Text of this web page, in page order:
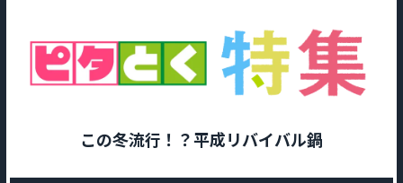
この冬流行！？平成リバイバル鍋